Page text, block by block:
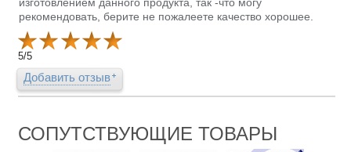
рекомендовать, берите не пожалеете качество хорошее.
5/5
Добавить отзыв
СОПУТСТВУЮЩИЕ ТОВАРЫ